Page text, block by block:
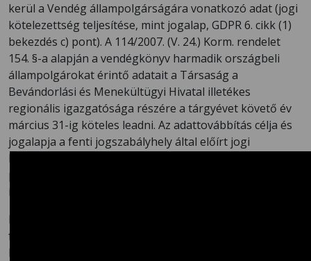
kerül a Vendég állampolgárságára vonatkozó adat (jogi
kötelezettség teljesítése, mint jogalap, GDPR 6. cikk (1)
bekezdés c) pont). A 114/2007. (V. 24.) Korm. rendelet
154. §-a alapján a vendégkönyv harmadik országbeli
állampolgárokat érintő adatait a Társaság a
Bevándorlási és Menekültügyi Hivatal illetékes
regionális igazgatósága részére a tárgyévet követő év
március 31-ig köteles leadni. Az adattovábbítás célja és
jogalapja a fenti jogszabályhely által előírt jogi
kötelezettség teljesítése (GDPR 6. cikk (1) bekezdés c)
pont). Az adatkezelés időtartamára a vendégkönyvnél
írtak irányadók.
Ezúton is tájékoztatjuk kedves Vendégeinket, hogy a
fent felsorolt személyes adatok megadása a
Kempingszolgáltatás igénybevételének előfeltétele, az